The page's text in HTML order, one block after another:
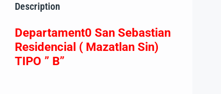
Description
Departament0 San Sebastian
Residencial ( Mazatlan Sin)
TIPO ” B”